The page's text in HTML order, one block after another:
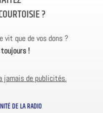
?
vit que de vos dons ?
!
jamais de publicités.
DE LA RADIO